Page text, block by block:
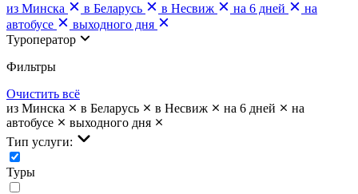
из Минска
в Беларусь в Несвиж на 6 дней
на
автобусе
выходного дня
Туроператор
Фильтры
Очистить всё
из Минска
в Беларусь в Несвиж на 6 дней
на
автобусе
выходного дня
Тип услуги:
Туры